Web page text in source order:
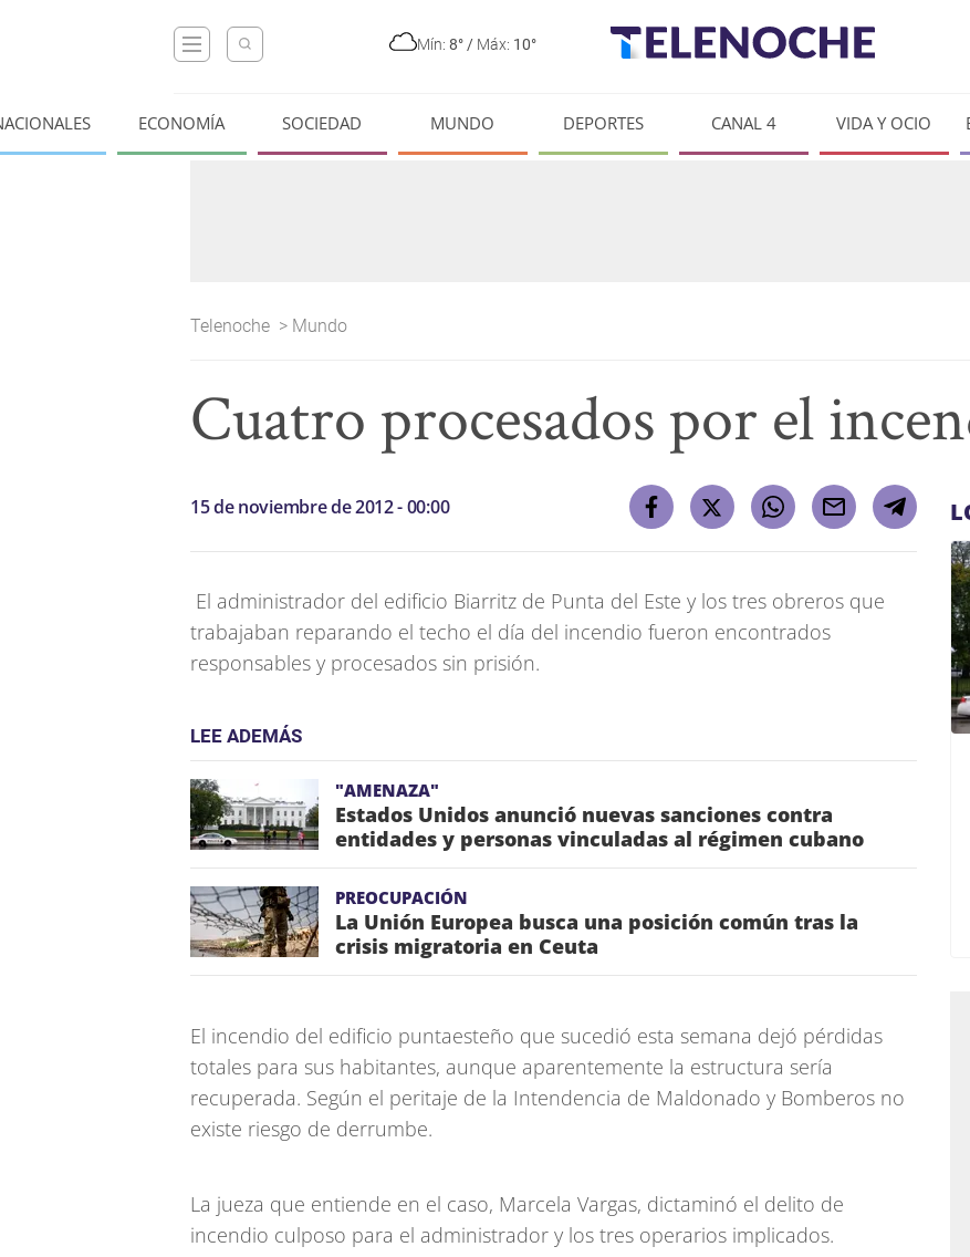
Mín: 8° / Máx: 10°
ECONOMÍA SOCIEDAD MUNDO DEPORTES CANAL 4 VIDA Y OCIO
Telenoche > Mundo
Cuatro procesados por el
15 de noviembre de 2012 - 00:00
El administrador del edificio Biarritz de Punta del Este y los tres obreros que
trabajaban reparando el techo el día del incendio fueron encontrados
responsables y procesados sin prisión.
LEE ADEMÁS
"AMENAZA"
Estados Unidos anunció nuevas sanciones contra
entidades y personas vinculadas al régimen cubano
PREOCUPACIÓN
La Unión Europea busca una posición común tras la
crisis migratoria en Ceuta
El incendio del edificio puntaesteño que sucedió esta semana dejó pérdidas
totales para sus habitantes, aunque aparentemente la estructura sería
recuperada. Según el peritaje de la Intendencia de Maldonado y Bomberos no
existe riesgo de derrumbe.
La jueza que entiende en el caso, Marcela Vargas, dictaminó el delito de
incendio culposo para el administrador y los tres operarios implicados.